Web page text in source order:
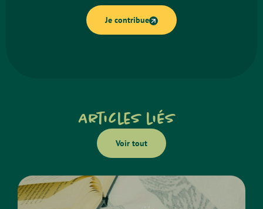
Je contribue
Articles liés
Voir tout